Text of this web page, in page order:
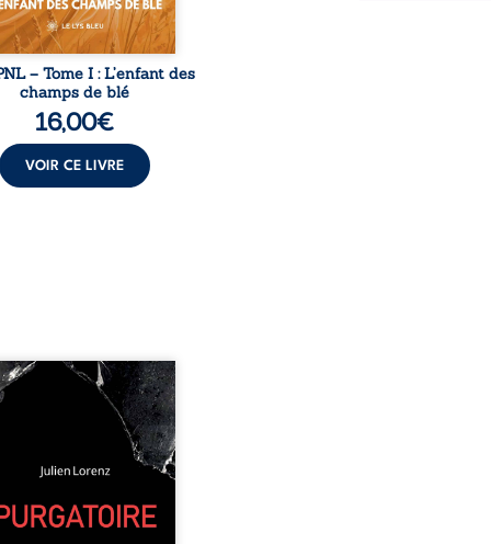
– Tome I : L’enfant des
champs de blé
16,00€
VOIR CE LIVRE
années d’écriture, de
d’émotions et de
se rencontrent dans
profondément
Entre nouvelles
poèmes
chaque texte
une porte sur